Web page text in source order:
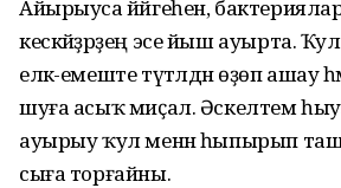
Айырыуса йәйгеһен,
кескәйҙәрҙең эсе йыш ауырта.
еләк-емеште түтәлдән өҙөп ашау
шуға асыҡ миҫал. Әскелтем
ауырыу ҡул менән һыпырып
сыға торғайны.